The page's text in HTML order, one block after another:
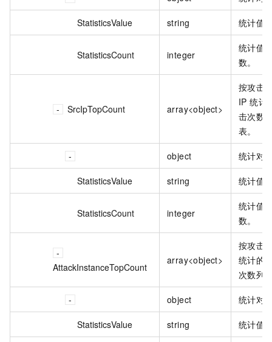
StatisticsValue string 统计值
StatisticsCount integer
统计值
数。
SrcIpTopCount array<object>
按攻击
IP 统计
击次数
表。
object 统计对
StatisticsValue string 统计值
StatisticsCount integer
统计值
数。
AttackInstanceTopCount
array<object>
按攻击
统计的
次数列
object 统计对
StatisticsValue string 统计值